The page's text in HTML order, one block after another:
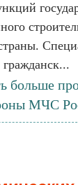
гражданск...
больше
МЧС